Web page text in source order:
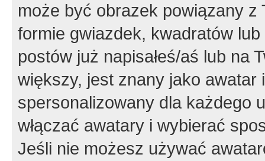
może być obrazek powiązany z
formie gwiazdek, kwadratów
postów już napisałeś/aś lub na
większy, jest znany jako
spersonalizowany dla każdego
włączać awatary i wybierać
Jeśli nie możesz używać